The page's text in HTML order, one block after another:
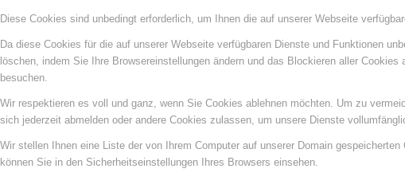
Diese Cookies sind unbedingt erforderlich, um Ihnen die auf unserer Webseite
Da diese Cookies für die auf unserer Webseite verfügbaren Dienste und Funktionen
löschen, indem Sie Ihre Browsereinstellungen ändern und das Blockieren aller
besuchen.
Wir respektieren es voll und ganz, wenn Sie Cookies ablehnen möchten. Um zu
sich jederzeit abmelden oder andere Cookies zulassen, um unsere Dienste
Wir stellen Ihnen eine Liste der von Ihrem Computer auf unserer Domain
können Sie in den Sicherheitseinstellungen Ihres Browsers einsehen.